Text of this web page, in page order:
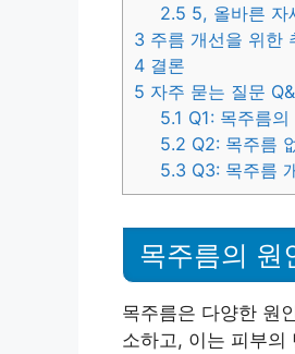
2.5 5, 올바른 자
3 주름 개선을 위한
4 결론
5 자주 묻는 질문
5.1 Q1: 목주름
5.2 Q2: 목주름
5.3 Q3: 목주름
목주름의 원
목주름은 다양한 원
소하고, 이는 피부의